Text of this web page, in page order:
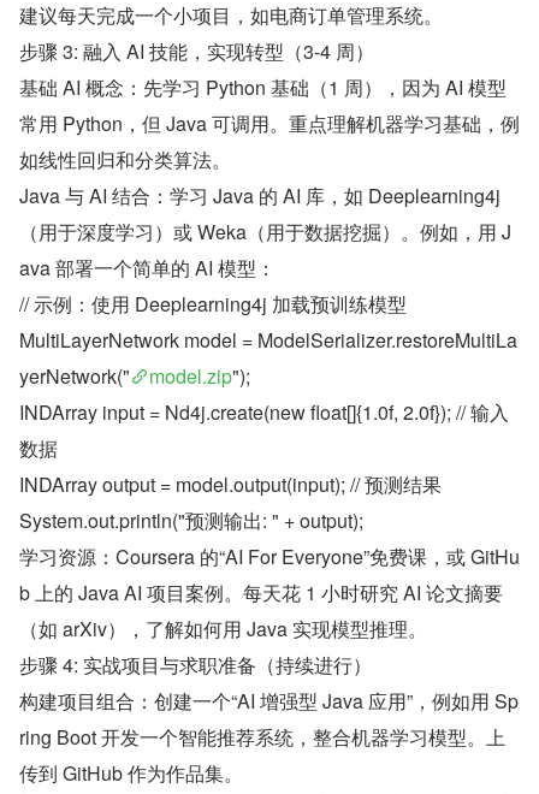
建议每天完成一个小项目，如电商订单管理系统。
步骤 3: 融入 AI 技能，实现转型（3-4 周）
基础 AI 概念：先学习 Python 基础（1 周），因为 AI 模型
常用 Python，但 Java 可调用。重点理解机器学习基础，例
如线性回归和分类算法。
Java 与 AI 结合：学习 Java 的 AI 库，如 Deeplearning4j
（用于深度学习）或 Weka（用于数据挖掘）。例如，用 J
ava 部署一个简单的 AI 模型：
// 示例：使用 Deeplearning4j 加载预训练模型
MultiLayerNetwork model = ModelSerializer.restoreMultiLa
yerNetwork("
model.zip");
INDArray input = Nd4j.create(new float[]{1.0f, 2.0f}); // 输入
数据
INDArray output = model.output(input); // 预测结果
System.out.println("预测输出: " + output);
学习资源：Coursera 的“AI For Everyone”免费课，或 GitHu
b 上的 Java AI 项目案例。每天花 1 小时研究 AI 论文摘要
（如 arXiv），了解如何用 Java 实现模型推理。
步骤 4: 实战项目与求职准备（持续进行）
构建项目组合：创建一个“AI 增强型 Java 应用”，例如用 Sp
ring Boot 开发一个智能推荐系统，整合机器学习模型。上
传到 GitHub 作为作品集。